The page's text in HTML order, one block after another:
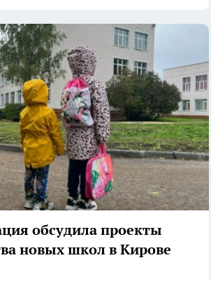
обсудила проекты
новых школ в Кирове